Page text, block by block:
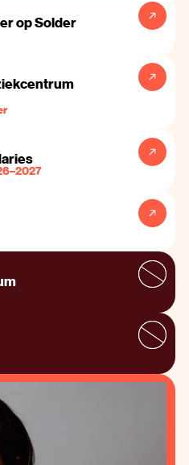
op Solder